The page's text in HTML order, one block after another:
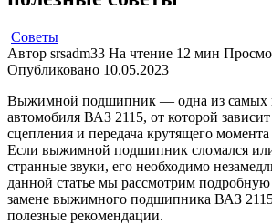
Советы
Автор srsadm33 На чтение 12 мин
Опубликовано 10.05.2023
Выжимной подшипник — одна из самых
автомобиля ВАЗ 2115, от которой зависит
сцепления и передача крутящего момента
Если выжимной подшипник сломался или
странные звуки, его необходимо
данной статье мы рассмотрим
замене выжимного подшипника ВАЗ
полезные рекомендации.